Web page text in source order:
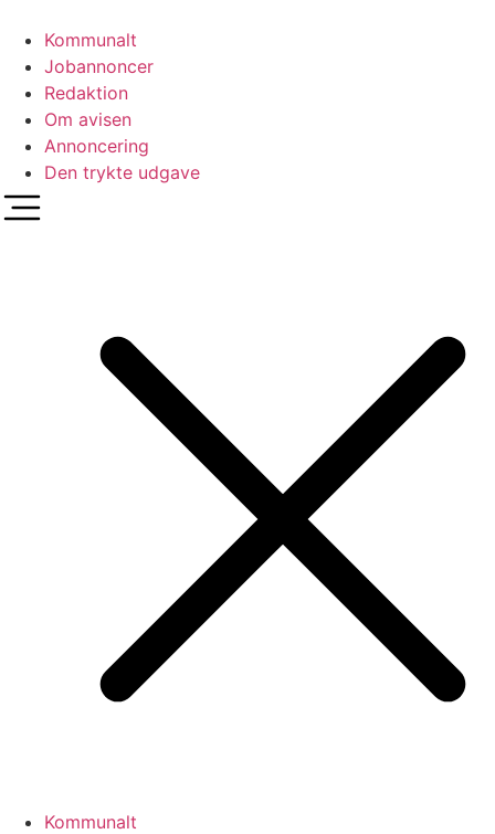
indhold
Kommunalt
Jobannoncer
Redaktion
Om avisen
Annoncering
Den trykte udgave
Kommunalt